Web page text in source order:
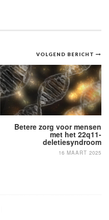
VOLGEND BERICHT
Betere zorg voor mensen
met het 22q11-
deletiesyndroom
16 MAART 2025